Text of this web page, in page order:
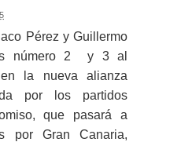
Pérez y Guillermo
número 2 y 3 al
la nueva alianza
por los partidos
que pasará a
por Gran Canaria,